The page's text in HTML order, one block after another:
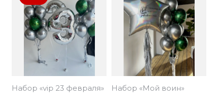
Набор «vip 23 февраля» Набор «Мой воин»